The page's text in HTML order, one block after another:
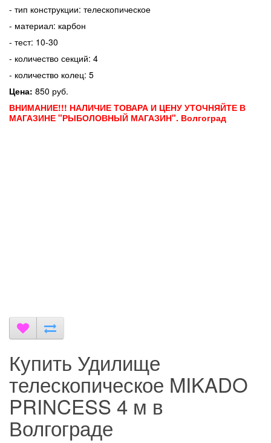
- тип конструкции: телескопическое
- материал: карбон
- тест: 10-30
- количество секций: 4
- количество колец: 5
Цена: 850 руб.
ВНИМАНИЕ!!! НАЛИЧИЕ ТОВАРА И ЦЕНУ УТОЧНЯЙТЕ В
МАГАЗИНЕ "РЫБОЛОВНЫЙ МАГАЗИН". Волгоград
Купить Удилище
телескопическое MIKADO
PRINCESS 4 м в
Волгограде